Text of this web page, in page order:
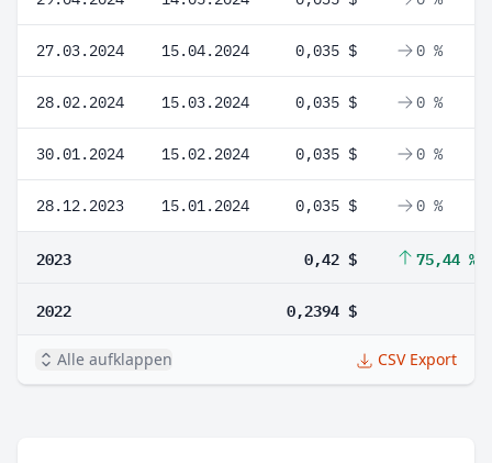
27.03.2024 15.04.2024 0,035 $ 0 %
28.02.2024 15.03.2024 0,035 $ 0 %
30.01.2024 15.02.2024 0,035 $ 0 %
28.12.2023 15.01.2024 0,035 $ 0 %
2023 0,42 $ 75,44 %
2022 0,2394 $
Alle aufklappen CSV Export